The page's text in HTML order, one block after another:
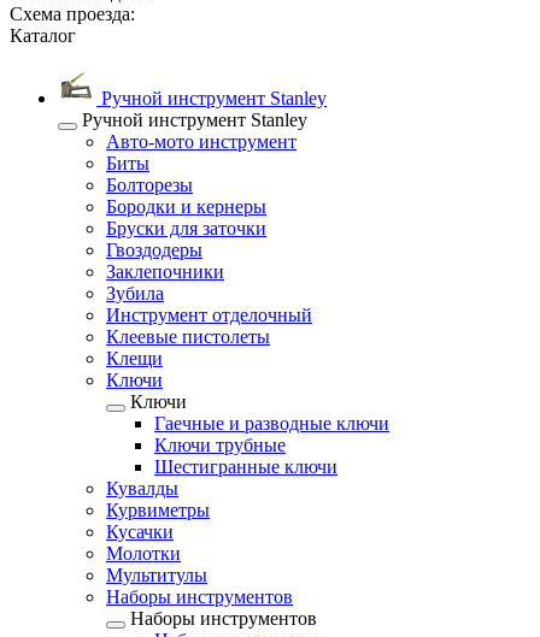
Схема проезда:
Каталог
Ручной инструмент Stanley
Ручной инструмент Stanley
Авто-мото инструмент
Биты
Болторезы
Бородки и кернеры
Бруски для заточки
Гвоздодеры
Заклепочники
Зубила
Инструмент отделочный
Клеевые пистолеты
Клещи
Ключи
Ключи
Гаечные и разводные ключи
Ключи трубные
Шестигранные ключи
Кувалды
Курвиметры
Кусачки
Молотки
Мультитулы
Наборы инструментов
Наборы инструментов